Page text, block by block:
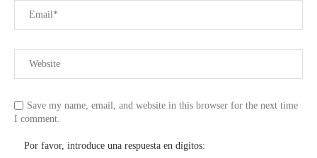
Save my name, email, and website in this browser for the next time
I comment.
Por favor, introduce una respuesta en dígitos: